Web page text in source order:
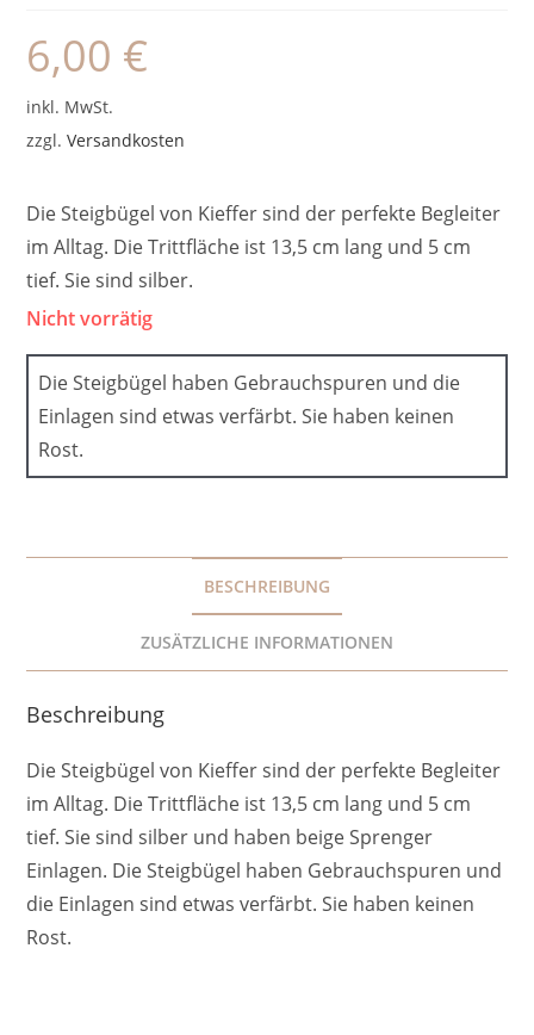
6,00 €
inkl. MwSt.
zzgl.Versandkosten
Die Steigbügel von Kieffer sind der perfekte Begleiter
im Alltag. Die Trittfläche ist 13,5 cm lang und 5 cm
tief. Sie sind silber.
Nicht vorrätig
Die Steigbügel haben Gebrauchspuren und die
Einlagen sind etwas verfärbt. Sie haben keinen
Rost.
BESCHREIBUNG
ZUSÄTZLICHE INFORMATIONEN
Beschreibung
Die Steigbügel von Kieffer sind der perfekte Begleiter
im Alltag. Die Trittfläche ist 13,5 cm lang und 5 cm
tief. Sie sind silber und haben beige Sprenger
Einlagen. Die Steigbügel haben Gebrauchspuren und
die Einlagen sind etwas verfärbt. Sie haben keinen
Rost.